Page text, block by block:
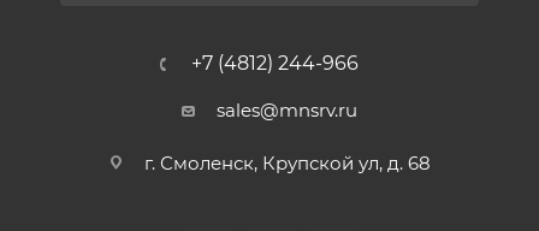
+7 (4812) 244-966
sales@mnsrv.ru
г. Смоленск, Крупской ул, д. 68